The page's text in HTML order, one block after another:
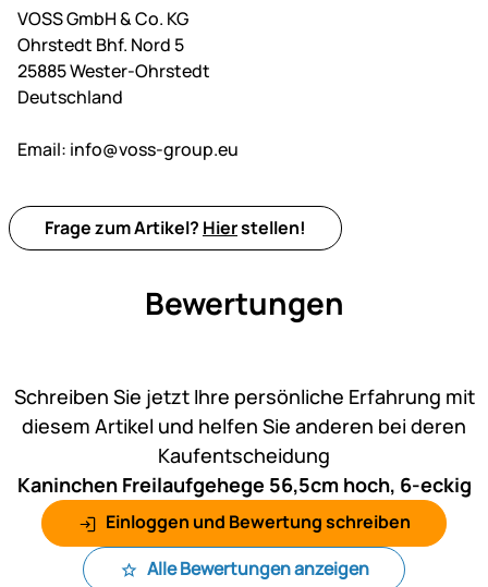
VOSS GmbH & Co. KG
Ohrstedt Bhf. Nord 5
25885 Wester-Ohrstedt
Deutschland
Email: info@voss-group.eu
Frage zum Artikel? Hierstellen!
Bewertungen
Schreiben Sie jetzt Ihre persönliche Erfahrung mit
diesem Artikel und helfen Sie anderen bei deren
Kaufentscheidung
Kaninchen Freilaufgehege 56,5cm hoch, 6-eckig
Einloggen und Bewertung schreiben
Alle Bewertungen anzeigen